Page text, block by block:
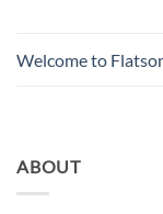
Welcome to
ABOUT